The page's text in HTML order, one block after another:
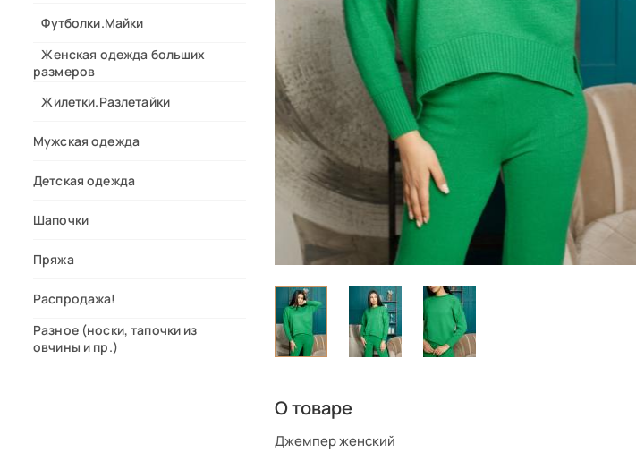
Футболки.Майки
Женская одежда больших
размеров
Жилетки.Разлетайки
Мужская одежда
Детская одежда
Шапочки
Пряжа
Распродажа!
Разное (носки, тапочки из
овчины и пр.)
О товаре
Джемпер женский